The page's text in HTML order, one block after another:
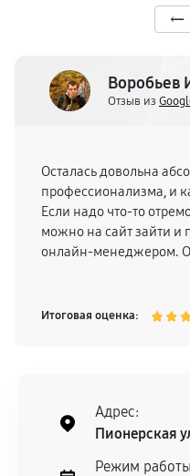
Воробьев
Отзыв из
Осталась довольна
профессионализма, и
Если надо что-то
можно на сайт зайти и
онлайн-менеджером.
Итоговая оценка:
Адрес:
Пионерская
Режим